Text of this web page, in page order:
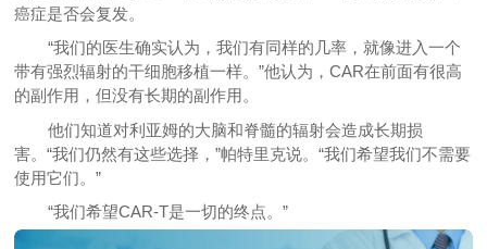
癌症是否会复发。
“我们的医生确实认为，我们有同样的几率，就像进入一个
带有强烈辐射的干细胞移植一样。”他认为，CAR在前面有很高
的副作用，但没有长期的副作用。
他们知道对利亚姆的大脑和脊髓的辐射会造成长期损
害。“我们仍然有这些选择，”帕特里克说。“我们希望我们不需要
使用它们。”
“我们希望CAR-T是一切的终点。”